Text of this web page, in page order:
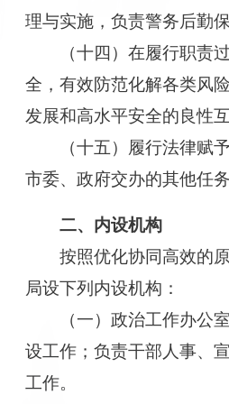
理与实施，负责警务后勤保
（十四）在履行职责
全，有效防范化解各类风
发展和高水平安全的良性互
（十五）履行法律赋
市委、政府交办的其他任务
二、内设机构
按照优化协同高效的
局设下列内设机构：
（一）政治工作办公
设工作；负责干部人事、
工作。